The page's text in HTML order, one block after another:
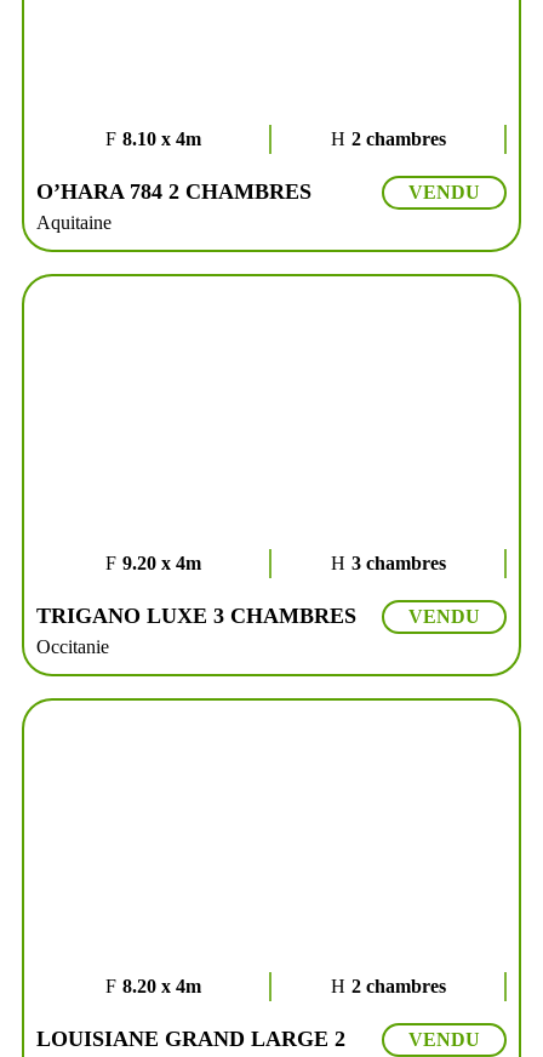
8.10 x 4m 2 chambres
O’HARA 784 2 CHAMBRES
Aquitaine
VENDU
9.20 x 4m 3 chambres
TRIGANO LUXE 3 CHAMBRES
Occitanie
VENDU
8.20 x 4m 2 chambres
LOUISIANE GRAND LARGE 2 VENDU